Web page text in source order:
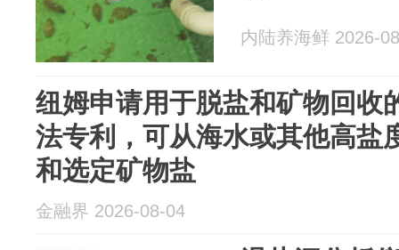
内陆养海鲜 2026-
纽姆申请用于脱盐和矿物回收
法专利，可从海水或其他高盐
和选定矿物盐
金融界 2026-08-04